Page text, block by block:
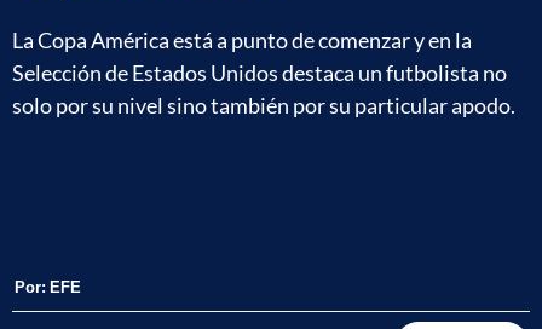
La Copa América está a punto de comenzar y en la
Selección de Estados Unidos destaca un futbolista no
solo por su nivel sino también por su particular apodo.
Por: EFE